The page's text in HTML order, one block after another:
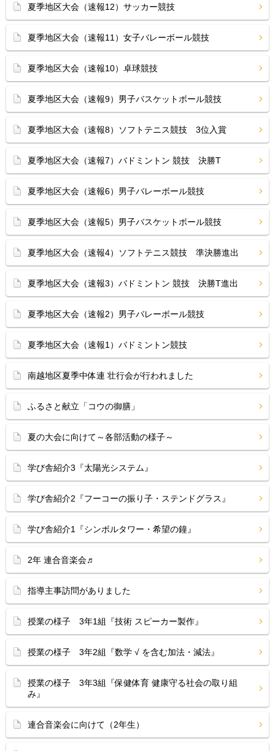
夏季地区大会（速報12）サッカー競技
夏季地区大会（速報11）女子バレーボール競技
夏季地区大会（速報10）卓球競技
夏季地区大会（速報9）男子バスケットボール競技
夏季地区大会（速報8）ソフトテニス競技 3位入賞
夏季地区大会（速報7）バドミントン 競技 決勝T
夏季地区大会（速報6）男子バレーボール競技
夏季地区大会（速報5）男子バスケットボール競技
夏季地区大会（速報4）ソフトテニス競技 準決勝進出
夏季地区大会（速報3）バドミントン 競技 決勝T進出
夏季地区大会（速報2）男子バレーボール競技
夏季地区大会（速報1）バドミントン競技
南越地区夏季中体連 壮行会が行われました
ふるさと献立「コウの御膳」
夏の大会に向けて～各部活動の様子～
学び舎紹介3『太陽光システム』
学び舎紹介2『フーコーの振り子・ステンドグラス』
学び舎紹介1『シンボルタワー・希望の鐘』
2年 連合音楽会♬
指導主事訪問がありました
授業の様子 3年1組『技術 スピーカー製作』
授業の様子 3年2組『数学 √ を含む加法・減法』
授業の様子 3年3組『保健体育 健康守る社会の取り組
み』
連合音楽会に向けて（2年生）